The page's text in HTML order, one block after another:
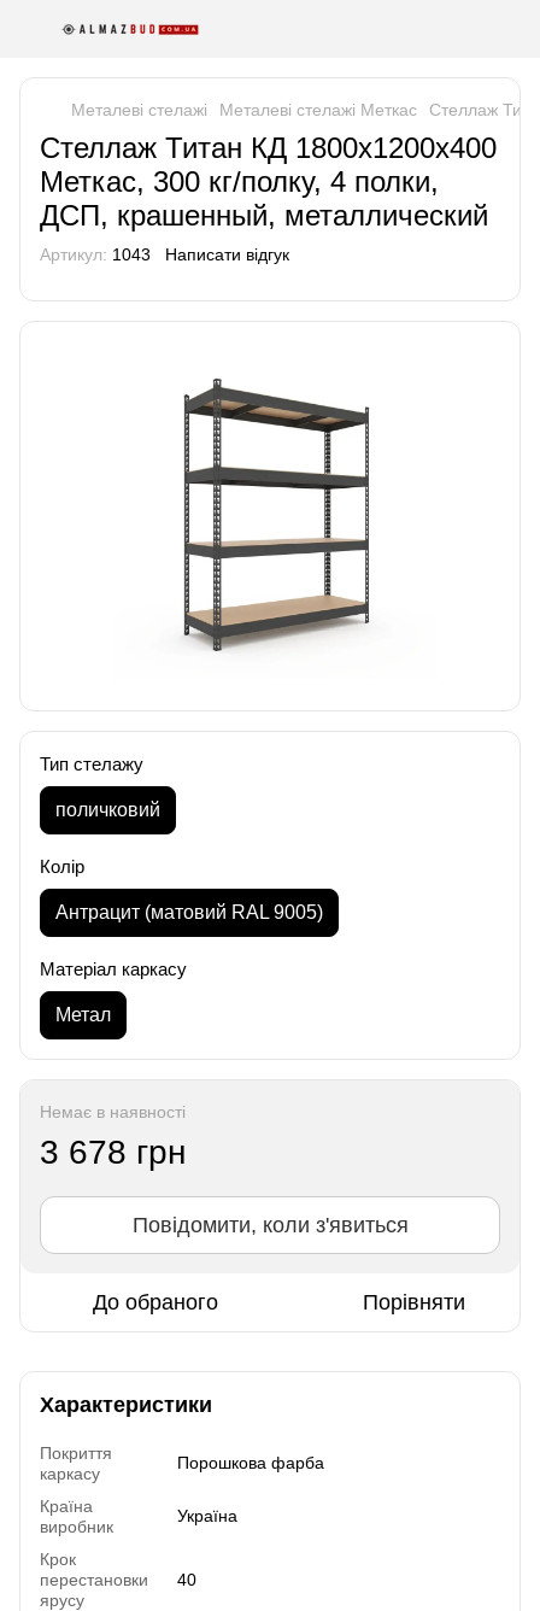
Металеві стелажі Металеві стелажі Меткас Стеллаж
Стеллаж Титан КД 1800х1200х400
Меткас, 300 кг/полку, 4 полки,
ДСП, крашенный, металлический
Артикул: 1043 Написати відгук
Тип стелажу
поличковий
Колір
Антрацит (матовий RAL 9005)
Матеріал каркасу
Метал
Немає в наявності
3 678 грн
Повідомити, коли з'явиться
До обраного Порівняти
Характеристики
Покриття
каркасу
Порошкова фарба
Країна
виробник
Україна
Крок
перестановки
ярусу
40